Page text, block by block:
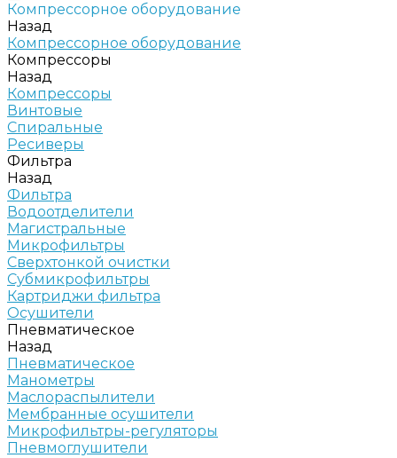
Компрессорное оборудование
Назад
Компрессорное оборудование
Компрессоры
Назад
Компрессоры
Винтовые
Спиральные
Ресиверы
Фильтра
Назад
Фильтра
Водоотделители
Магистральные
Микрофильтры
Сверхтонкой очистки
Субмикрофильтры
Картриджи фильтра
Осушители
Пневматическое
Назад
Пневматическое
Манометры
Маслораспылители
Мембранные осушители
Микрофильтры-регуляторы
Пневмоглушители